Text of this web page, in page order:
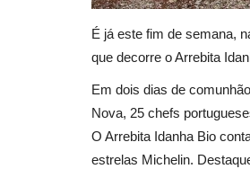
É já este fim de semana,
que decorre o Arrebita
Em dois dias de
Nova, 25 chefs
O Arrebita Idanha Bio
estrelas Michelin.